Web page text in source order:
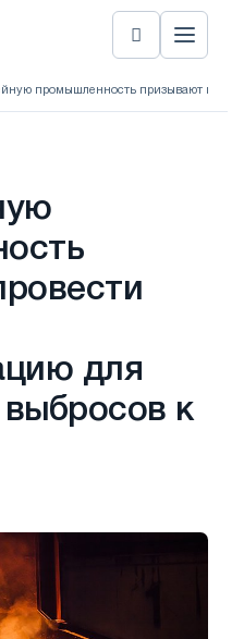
промышленность призывают
для
к